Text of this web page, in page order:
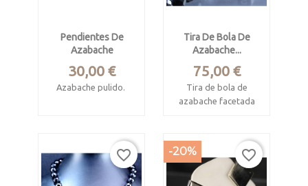
Pendientes De
Azabache
Precio
30,00 €
Azabache pulido.
en plata de ley
Procede de Olés,
Tira De Bola De
Azabache...
Precio
75,00 €
Tira de bola de
azabache facetada
Diametro de la bola :
14 mm.
favorite_border -20% favorite_border